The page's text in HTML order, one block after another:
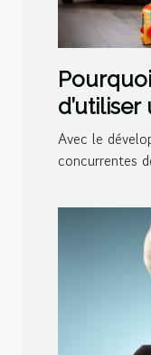
Avec le
concurrentes